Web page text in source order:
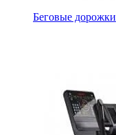
Беговые дорожки